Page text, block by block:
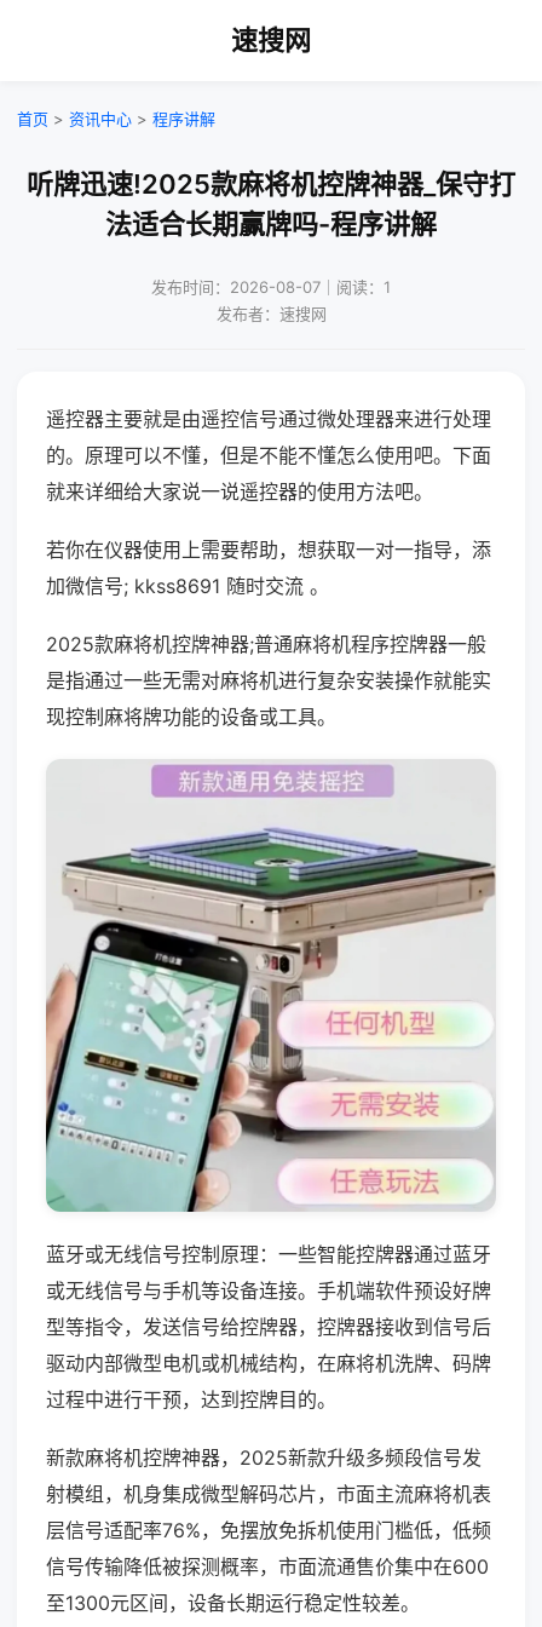
速搜网
首页 > 资讯中心 > 程序讲解
听牌迅速!2025款麻将机控牌神器_保守打
法适合长期赢牌吗-程序讲解
发布时间：2026-08-07｜阅读：1
发布者：速搜网
遥控器主要就是由遥控信号通过微处理器来进行处理
的。原理可以不懂，但是不能不懂怎么使用吧。下面
就来详细给大家说一说遥控器的使用方法吧。
若你在仪器使用上需要帮助，想获取一对一指导，添
加微信号; kkss8691 随时交流 。
2025款麻将机控牌神器;普通麻将机程序控牌器一般
是指通过一些无需对麻将机进行复杂安装操作就能实
现控制麻将牌功能的设备或工具。
蓝牙或无线信号控制原理：一些智能控牌器通过蓝牙
或无线信号与手机等设备连接。手机端软件预设好牌
型等指令，发送信号给控牌器，控牌器接收到信号后
驱动内部微型电机或机械结构，在麻将机洗牌、码牌
过程中进行干预，达到控牌目的。
新款麻将机控牌神器，2025新款升级多频段信号发
射模组，机身集成微型解码芯片，市面主流麻将机表
层信号适配率76%，免摆放免拆机使用门槛低，低频
信号传输降低被探测概率，市面流通售价集中在600
至1300元区间，设备长期运行稳定性较差。